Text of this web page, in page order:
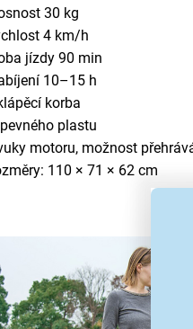
30 kg
4 km/h
jízdy 90 min
10–15 h
korba
plastu
motoru, možnost
110 × 71 × 62 cm